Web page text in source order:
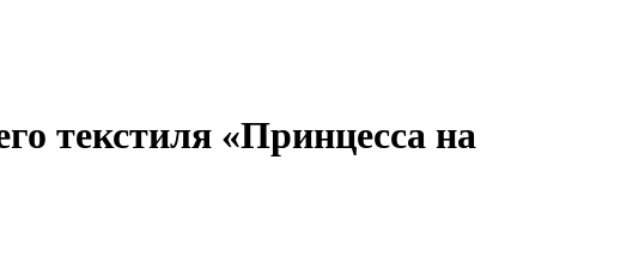
текстиля «Принцесса на